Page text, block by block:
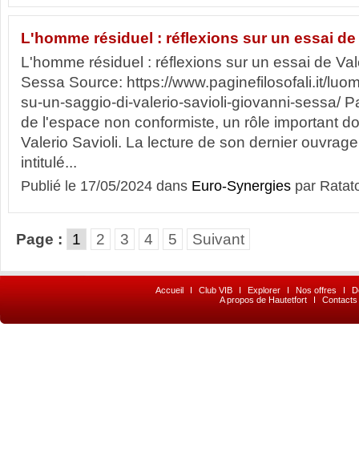
L'homme résiduel : réflexions sur un essai
L'homme résiduel : réflexions sur un essai de
Sessa Source: https://www.paginefilosofali.it/
su-un-saggio-di-valerio-savioli-giovanni-sessa/
de l'espace non conformiste, un rôle important
Valerio Savioli. La lecture de son dernier
intitulé...
Publié le 17/05/2024 dans Euro-Synergies par
Page : 1 2 3 4 5 Suivant
Accueil I Club VIB I Explorer I Nos offres I
A propos de Hautetfort
I Contacts